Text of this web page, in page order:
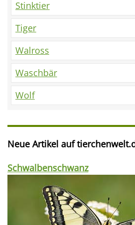
Stinktier
Tiger
Walross
Waschbär
Wolf
Neue Artikel auf
Schwalbenschwanz